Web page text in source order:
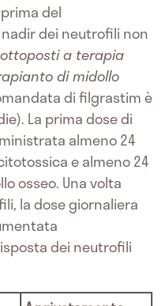
del
dei neutrofili non
a terapia
di midollo
di filgrastim è
La prima dose di
almeno 24
e almeno 24
osseo. Una volta
la dose giornaliera
dei neutrofili